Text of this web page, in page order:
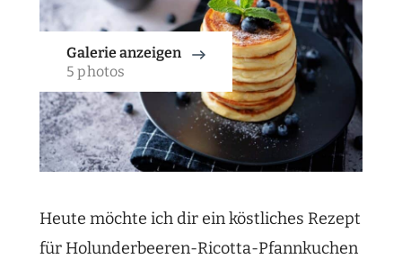
Galerie anzeigen
5 photos
Heute möchte ich dir ein köstliches Rezept
für Holunderbeeren-Ricotta-Pfannkuchen